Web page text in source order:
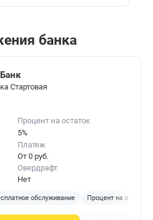
банка
Стартовая
Процент на остаток
5%
Платеж
От 0 руб.
Овердрафт
Нет
обслуживание Процент на остаток